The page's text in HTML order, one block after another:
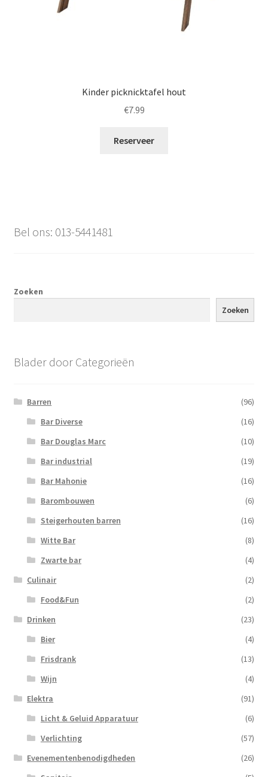
Kinder picknicktafel hout
€7.99
Reserveer
Bel ons: 013-5441481
Zoeken
Zoeken
Blader door Categorieën
Barren
(96)
Bar Diverse
(16)
Bar Douglas Marc
(10)
Bar industrial
(19)
Bar Mahonie
(16)
Barombouwen
(6)
Steigerhouten barren
(16)
Witte Bar
(8)
Zwarte bar
(4)
Culinair
(2)
Food&Fun
(2)
Drinken
(23)
Bier
(4)
Frisdrank
(13)
Wijn
(4)
Elektra
(91)
Licht & Geluid Apparatuur
(6)
Verlichting
(57)
Evenementenbenodigdheden
(26)